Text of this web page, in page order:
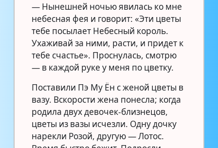
— Нынешней ночью явилась ко мне
небесная фея и говорит: «Эти цветы
тебе посылает Небесный король.
Ухаживай за ними, расти, и придет к
тебе счастье». Проснулась, смотрю
— в каждой руке у меня по цветку.
Поставили Пэ Му Ён с женой цветы в
вазу. Вскорости жена понесла; когда
родила двух девочек-близнецов,
цветы из вазы исчезли. Одну дочку
нарекли Розой, другую — Лотос.